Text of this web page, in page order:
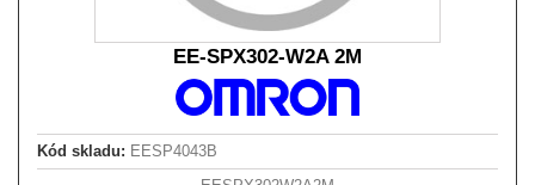
EE-SPX302-W2A 2M
Kód skladu: EESP4043B